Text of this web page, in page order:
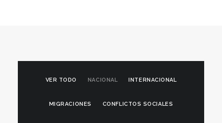
VER TODO NACIONAL INTERNACIONAL
MIGRACIONES CONFLICTOS SOCIALES